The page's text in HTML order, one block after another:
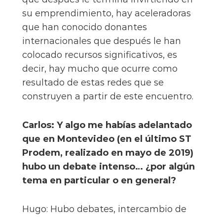
su emprendimiento, hay aceleradoras
que han conocido donantes
internacionales que después le han
colocado recursos significativos, es
decir, hay mucho que ocurre como
resultado de estas redes que se
construyen a partir de este encuentro.
Carlos: Y algo me habías adelantado
que en Montevideo (en el último ST
Prodem, realizado en mayo de 2019)
hubo un debate intenso… ¿por algún
tema en particular o en general?
Hugo: Hubo debates, intercambio de